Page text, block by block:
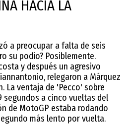
HACIA LA
a preocupar a falta de seis
su podio? Posiblemente.
y después un agresivo
relegaron a Márquez
La ventaja de 'Pecco' sobre
segundos a cinco vueltas del
de MotoGP estaba rodando
más lento por vuelta.